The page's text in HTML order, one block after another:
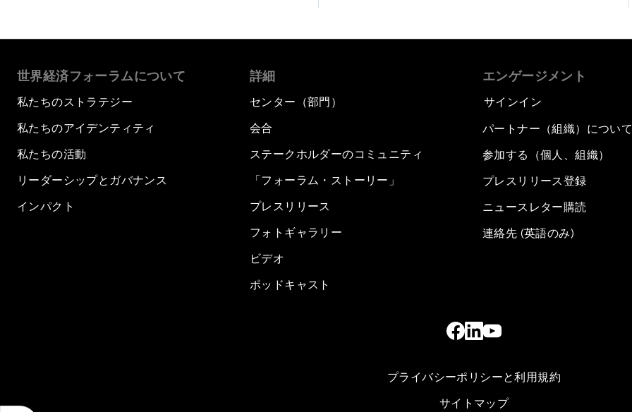
世界経済フォーラムについて
私たちのストラテジー
私たちのアイデンティティ
私たちの活動
リーダーシップとガバナンス
インパクト
詳細
センター（部門）
会合
ステークホルダーのコミュニティ
「フォーラム・ストーリー」
プレスリリース
フォトギャラリー
ビデオ
ポッドキャスト
エンゲージメント
サインイン
パートナー（組織）につい
参加する（個人、組織）
プレスリリース登録
ニュースレター購読
連絡先 (英語のみ)
プライバシーポリシーと利用規約
サイトマップ